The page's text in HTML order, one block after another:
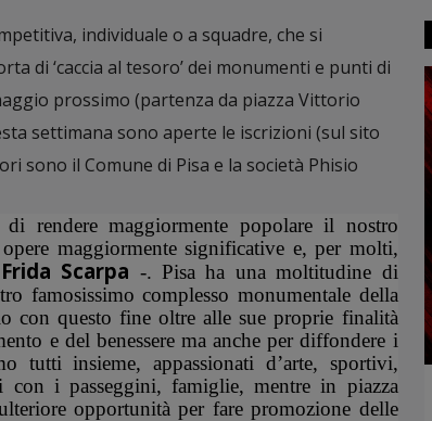
individuale o a squadre, che si
di ‘caccia al tesoro’ dei monumenti e punti di
prossimo (partenza da piazza Vittorio
settimana sono aperte le iscrizioni (sul sito
sono il Comune di Pisa e la società Phisio
rendere maggiormente popolare il nostro
maggiormente significative e, per molti,
Frida Scarpa -. Pisa ha una moltitudine di
famosissimo complesso monumentale della
con questo fine oltre alle sue proprie finalità
e del benessere ma anche per diffondere i
tutti insieme, appassionati d’arte, sportivi,
con i passeggini, famiglie, mentre in piazza
opportunità per fare promozione delle